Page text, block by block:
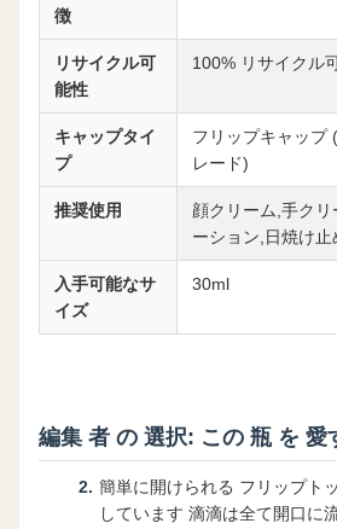
徴
リサイクル可
能性
100% リサイクル
キャップタイ
プ
フリップキャップ
レード)
推奨使用
顔クリーム,手ク
ーション,日焼け止
入手可能なサ
イズ
30ml
編集 者 の 選択: この 瓶 を 愛
簡単に開けられる フリップト
しています 滴滴は全て開口に